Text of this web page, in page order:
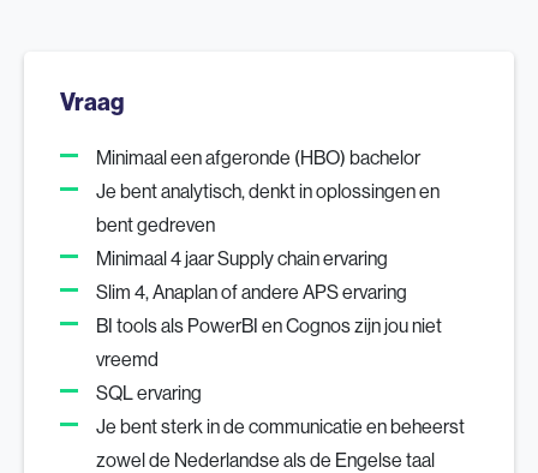
Vraag
Minimaal een afgeronde (HBO) bachelor
Je bent analytisch, denkt in oplossingen en
bent gedreven
Minimaal 4 jaar Supply chain ervaring
Slim 4, Anaplan of andere APS ervaring
BI tools als PowerBI en Cognos zijn jou niet
vreemd
SQL ervaring
Je bent sterk in de communicatie en beheerst
zowel de Nederlandse als de Engelse taal